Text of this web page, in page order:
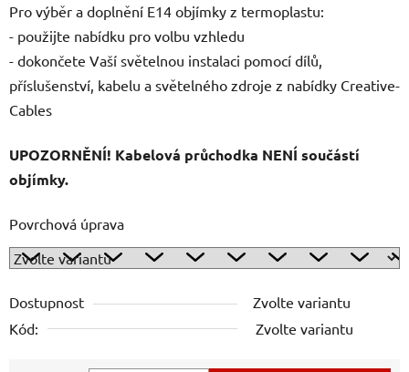
Pro výběr a doplnění E14 objímky z termoplastu:
- použijte nabídku pro volbu vzhledu
- dokončete Vaší světelnou instalaci pomocí dílů,
příslušenství, kabelu a světelného zdroje z nabídky Creative-
Cables
UPOZORNĚNÍ! Kabelová průchodka NENÍ součástí
objímky.
Povrchová úprava
Dostupnost
Zvolte variantu
Kód:
Zvolte variantu